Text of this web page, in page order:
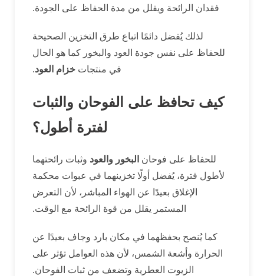
فقدان الرائحة ويقلل من مدة الحفاظ على الجودة.
لذلك يُفضل دائمًا اتباع طرق التخزين الصحيحة
للحفاظ على نفس جودة العود والبخور كما هو الحال
في منتجات خزام العود.
كيف تحافظ على الفوحان والثبات
لفترة أطول؟
للحفاظ على فوحان البخور والعود وثبات رائحتهما
لأطول فترة، يُفضل أولًا تخزينهما في عبوات محكمة
الإغلاق بعيدًا عن الهواء المباشر، لأن التعرض
المستمر يقلل من قوة الرائحة مع الوقت.
كما يُنصح بحفظهما في مكان بارد وجاف بعيدًا عن
الحرارة وأشعة الشمس، لأن هذه العوامل تؤثر على
الزيوت العطرية وتضعف من ثبات الفوحان.